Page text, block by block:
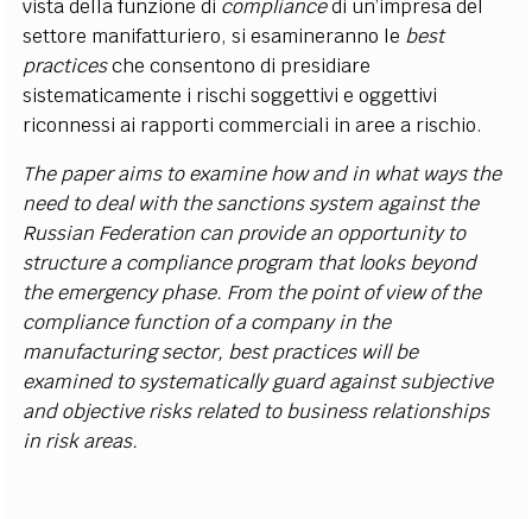
vista della funzione di compliancedi un’impresa del
settore manifatturiero, si esamineranno le best
practicesche consentono di presidiare
sistematicamente i rischi soggettivi e oggettivi
riconnessi ai rapporti commerciali in aree a rischio.
The paper aims to examine how and in what ways the
need to deal with the sanctions system against the
Russian Federation can provide an opportunity to
structure a compliance program that looks beyond
the emergency phase. From the point of view of the
compliance function of a company in the
manufacturing sector, best practices will be
examined to systematically guard against subjective
and objective risks related to business relationships
in risk areas.